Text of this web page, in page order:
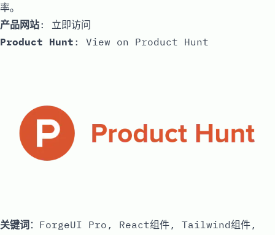
率。
产品网站: 立即访问
Product Hunt : View on Product Hunt
关键词 ：ForgeUI Pro, React组件, Tailwind组件,